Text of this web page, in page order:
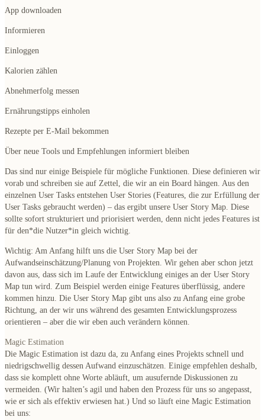
App downloaden
Informieren
Einloggen
Kalorien zählen
Abnehmerfolg messen
Ernährungstipps einholen
Rezepte per E-Mail bekommen
Über neue Tools und Empfehlungen informiert bleiben
Das sind nur einige Beispiele für mögliche Funktionen. Diese definieren wir
vorab und schreiben sie auf Zettel, die wir an ein Board hängen. Aus den
einzelnen User Tasks entstehen User Stories (Features, die zur Erfüllung der
User Tasks gebraucht werden) – das ergibt unsere User Story Map. Diese
sollte sofort strukturiert und priorisiert werden, denn nicht jedes Features ist
für den*die Nutzer*in gleich wichtig.
Wichtig: Am Anfang hilft uns die User Story Map bei der
Aufwandseinschätzung/Planung von Projekten. Wir gehen aber schon jetzt
davon aus, dass sich im Laufe der Entwicklung einiges an der User Story
Map tun wird. Zum Beispiel werden einige Features überflüssig, andere
kommen hinzu. Die User Story Map gibt uns also zu Anfang eine grobe
Richtung, an der wir uns während des gesamten Entwicklungsprozess
orientieren – aber die wir eben auch verändern können.
Magic Estimation
Die Magic Estimation ist dazu da, zu Anfang eines Projekts schnell und
niedrigschwellig dessen Aufwand einzuschätzen. Einige empfehlen deshalb,
dass sie komplett ohne Worte abläuft, um ausufernde Diskussionen zu
vermeiden. (Wir halten’s agil und haben den Prozess für uns so angepasst,
wie er sich als effektiv erwiesen hat.) Und so läuft eine Magic Estimation
bei uns: